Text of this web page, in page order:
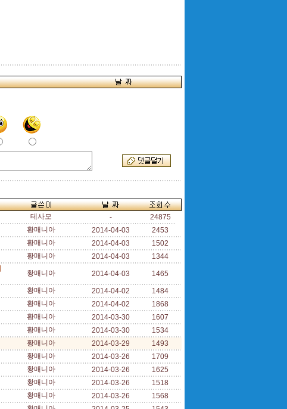
테사모 -
24875
황매니아 2014-04-03
2453
황매니아 2014-04-03
1502
황매니아 2014-04-03 1344
황매니아 2014-04-03 1465
황매니아 2014-04-02
1484
황매니아 2014-04-02
1868
황매니아 2014-03-30
1607
황매니아 2014-03-30
1534
황매니아 2014-03-29
1493
황매니아 2014-03-26
1709
황매니아 2014-03-26
1625
황매니아 2014-03-26
1518
황매니아 2014-03-26
1568